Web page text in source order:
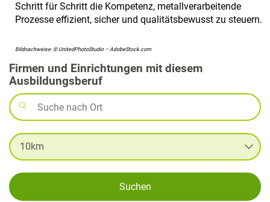
Schritt für Schritt die Kompetenz, metallverarbeitende
Prozesse effizient, sicher und qualitätsbewusst zu steuern.
Bildnachweise: © UnitedPhotoStudio – AdobeStock.com
Firmen und Einrichtungen mit diesem
Ausbildungsberuf
Suchen